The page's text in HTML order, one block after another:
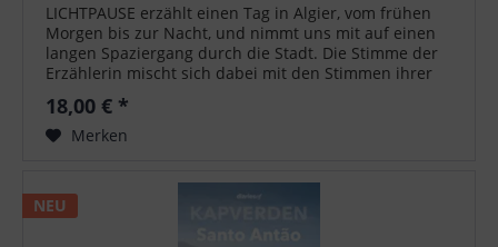
LICHTPAUSE erzählt einen Tag in Algier, vom frühen
Morgen bis zur Nacht, und nimmt uns mit auf einen
langen Spaziergang durch die Stadt. Die Stimme der
Erzählerin mischt sich dabei mit den Stimmen ihrer
18,00 € *
Merken
NEU